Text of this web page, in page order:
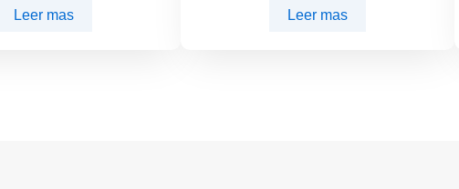
Leer mas
Leer mas